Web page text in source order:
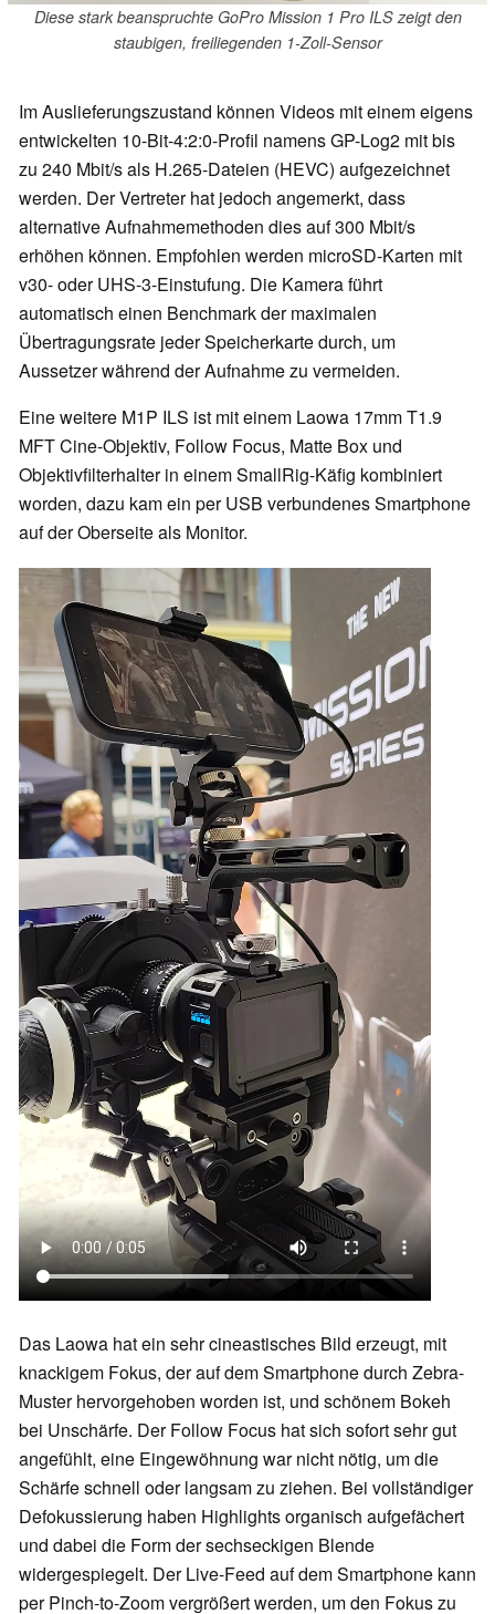
Diese stark beanspruchte GoPro Mission 1 Pro ILS zeigt den
staubigen, freiliegenden 1-Zoll-Sensor
Im Auslieferungszustand können Videos mit einem eigens
entwickelten 10-Bit-4:2:0-Profil namens GP-Log2 mit bis
zu 240 Mbit/s als H.265-Dateien (HEVC) aufgezeichnet
werden. Der Vertreter hat jedoch angemerkt, dass
alternative Aufnahmemethoden dies auf 300 Mbit/s
erhöhen können. Empfohlen werden microSD-Karten mit
v30- oder UHS-3-Einstufung. Die Kamera führt
automatisch einen Benchmark der maximalen
Übertragungsrate jeder Speicherkarte durch, um
Aussetzer während der Aufnahme zu vermeiden.
Eine weitere M1P ILS ist mit einem Laowa 17mm T1.9
MFT Cine-Objektiv, Follow Focus, Matte Box und
Objektivfilterhalter in einem SmallRig-Käfig kombiniert
worden, dazu kam ein per USB verbundenes Smartphone
auf der Oberseite als Monitor.
Das Laowa hat ein sehr cineastisches Bild erzeugt, mit
knackigem Fokus, der auf dem Smartphone durch Zebra-
Muster hervorgehoben worden ist, und schönem Bokeh
bei Unschärfe. Der Follow Focus hat sich sofort sehr gut
angefühlt, eine Eingewöhnung war nicht nötig, um die
Schärfe schnell oder langsam zu ziehen. Bei vollständiger
Defokussierung haben Highlights organisch aufgefächert
und dabei die Form der sechseckigen Blende
widergespiegelt. Der Live-Feed auf dem Smartphone kann
per Pinch-to-Zoom vergrößert werden, um den Fokus zu